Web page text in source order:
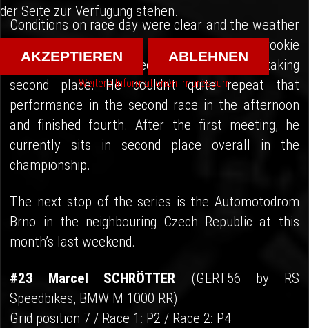
Conditions on race day were clear and the weather
was beautiful. EURO MOTO Superbike rookie
Marcel Schrötter showed his class in Race 1, taking
second place. He couldn't quite repeat that
performance in the second race in the afternoon
and finished fourth. After the first meeting, he
currently sits in second place overall in the
championship.
The next stop of the series is the Automotodrom
Brno in the neighbouring Czech Republic at this
month’s last weekend.
#23 Marcel SCHRÖTTER (GERT56 by RS
Speedbikes, BMW M 1000 RR)
Grid position 7 / Race 1: P2 / Race 2: P4
der Seite zur Verfügung stehen.
AKZEPTIEREN ABLEHNEN
Weitere Informationen Impressum